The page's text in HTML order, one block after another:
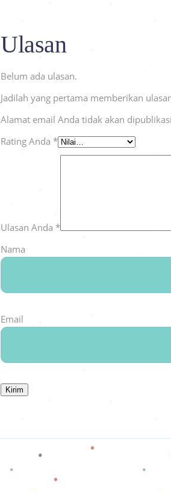
Ulasan
Belum ada ulasan.
Jadilah yang pertama memberikan
Alamat email Anda tidak akan
Rating Anda *
Ulasan Anda *
Nama
Email